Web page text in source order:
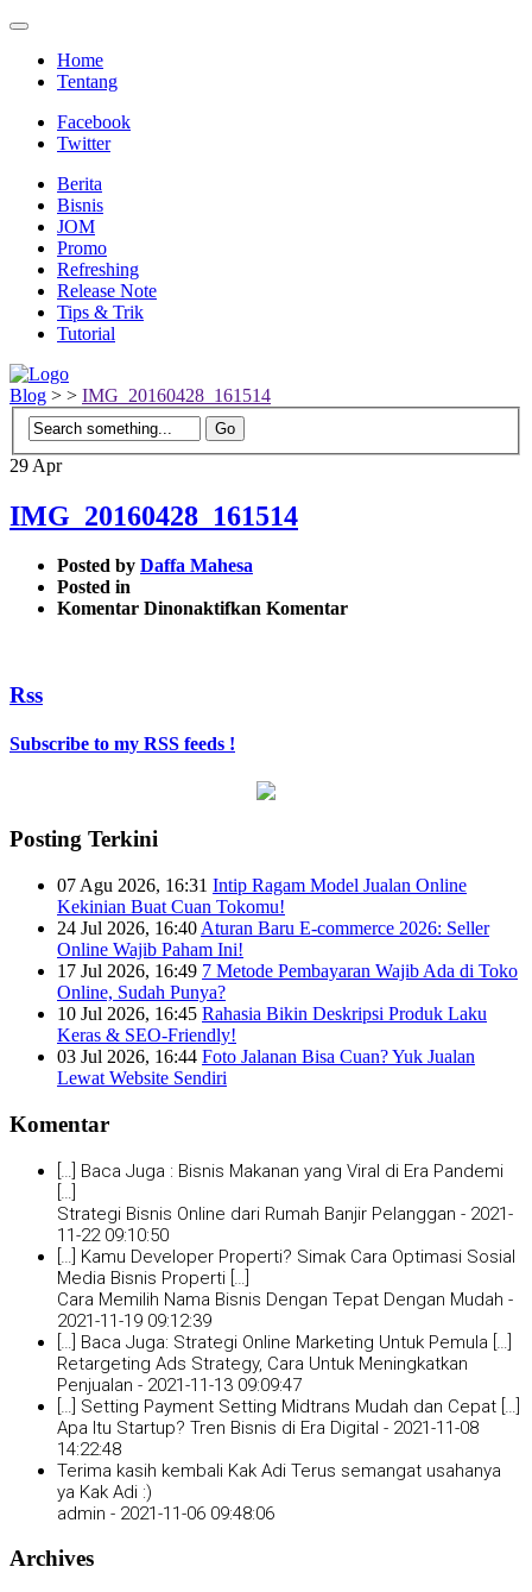
Home
Tentang
Facebook
Twitter
Berita
Bisnis
JOM
Promo
Refreshing
Release Note
Tips & Trik
Tutorial
Blog > > IMG_20160428_161514
29 Apr
IMG_20160428_161514
Posted by Daffa Mahesa
Posted in
Komentar Dinonaktifkan pada
Komentar
Rss
Subscribe to my RSS feeds !
Posting Terkini
07 Agu 2026, 16:31 Intip Ragam Model Jualan Online
Kekinian Buat Cuan Tokomu!
24 Jul 2026, 16:40 Aturan Baru E-commerce 2026: Seller
Online Wajib Paham Ini!
17 Jul 2026, 16:49 7 Metode Pembayaran Wajib Ada di Toko
Online, Sudah Punya?
10 Jul 2026, 16:45 Rahasia Bikin Deskripsi Produk Laku
Keras & SEO-Friendly!
03 Jul 2026, 16:44 Foto Jalanan Bisa Cuan? Yuk Jualan
Lewat Website Sendiri
Komentar
[…] Baca Juga : Bisnis Makanan yang Viral di Era Pandemi
Strategi Bisnis Online dari Rumah Banjir Pelanggan - 2021-
11-22 09:10:50
[…] Kamu Developer Properti? Simak Cara Optimasi Sosial
Media Bisnis Properti […]
Cara Memilih Nama Bisnis Dengan Tepat Dengan Mudah -
2021-11-19 09:12:39
[…] Baca Juga: Strategi Online Marketing Untuk Pemula […]
Retargeting Ads Strategy, Cara Untuk Meningkatkan
Penjualan - 2021-11-13 09:09:47
[…] Setting Payment Setting Midtrans Mudah dan Cepat […]
Apa Itu Startup? Tren Bisnis di Era Digital - 2021-11-08
14:22:48
Terima kasih kembali Kak Adi Terus semangat usahanya
ya Kak Adi :)
admin - 2021-11-06 09:48:06
Archives